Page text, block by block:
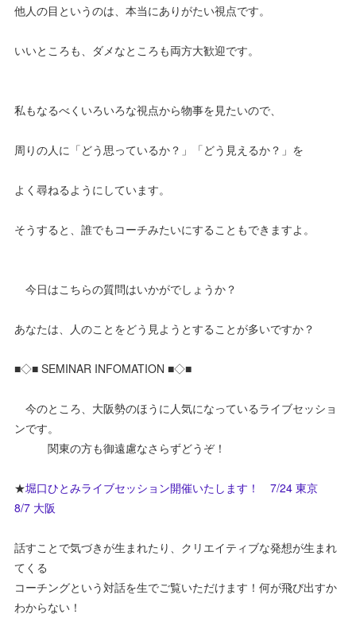
他人の目というのは、本当にありがたい視点です。
いいところも、ダメなところも両方大歓迎です。
私もなるべくいろいろな視点から物事を見たいので、
周りの人に「どう思っているか？」「どう見えるか？」を
よく尋ねるようにしています。
そうすると、誰でもコーチみたいにすることもできますよ。
今日はこちらの質問はいかがでしょうか？
あなたは、人のことをどう見ようとすることが多いですか？
■◇■ SEMINAR INFOMATION ■◇■
今のところ、大阪勢のほうに人気になっているライブセッショ
ンです。
関東の方も御遠慮なさらずどうぞ！
★堀口ひとみライブセッション開催いたします！ 7/24 東京
8/7 大阪
話すことで気づきが生まれたり、クリエイティブな発想が生まれ
てくる
コーチングという対話を生でご覧いただけます！何が飛び出すか
わからない！